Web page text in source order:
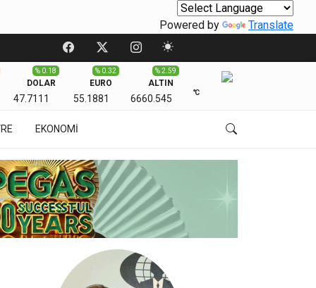
Powered by Translate
DOLAR
47.7111
% 0.18
EURO
55.1881
% 0.32
ALTIN
6660.545
% 2.59
℃
EKONOMİ